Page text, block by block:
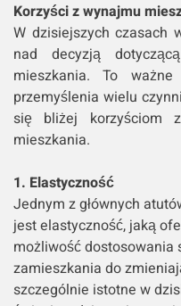
Korzyści z wynajmu
W dzisiejszych czasach
nad decyzją
mieszkania. To
przemyślenia wielu
się bliżej korzyściom
mieszkania.
1. Elastyczność
Jednym z głównych
jest elastyczność, jaką
możliwość dostosowania
zamieszkania do
szczególnie istotne w